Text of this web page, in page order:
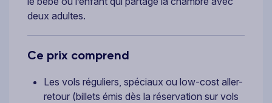
deux adultes.
Ce prix comprend
Les vols réguliers, spéciaux ou low-cost aller-
retour (billets émis dès la réservation sur vols